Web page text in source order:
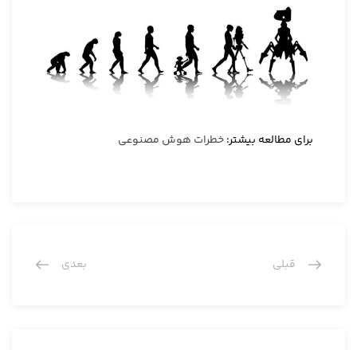
برای مطالعه بیشتر:خطرات هوش مصنوعی
قبلی بعدی